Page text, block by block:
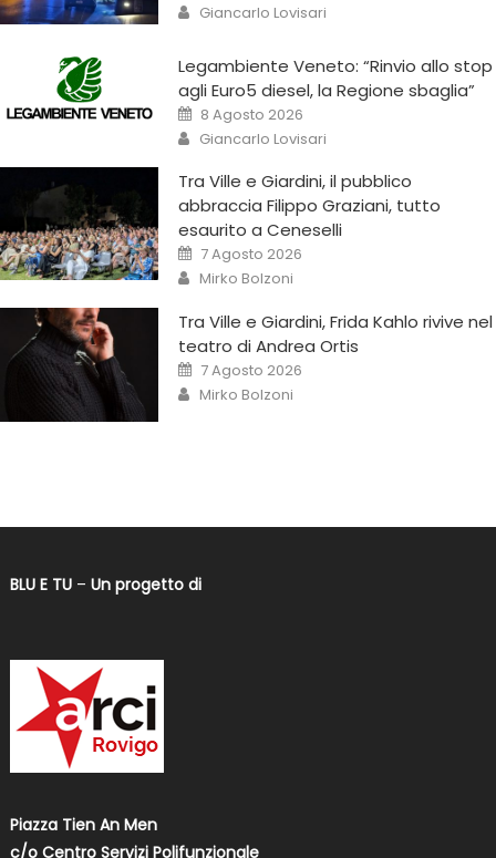
Giancarlo Lovisari
Legambiente Veneto: “Rinvio allo stop
agli Euro5 diesel, la Regione sbaglia”
8 Agosto 2026
Giancarlo Lovisari
Tra Ville e Giardini, il pubblico
abbraccia Filippo Graziani, tutto
esaurito a Ceneselli
7 Agosto 2026
Mirko Bolzoni
Tra Ville e Giardini, Frida Kahlo rivive nel
teatro di Andrea Ortis
7 Agosto 2026
Mirko Bolzoni
BLU E TU– Un progetto di
Piazza Tien An Men
c/o Centro Servizi Polifunzionale